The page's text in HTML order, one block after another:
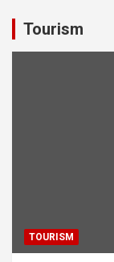
s
A o
Tourism
TOURISM